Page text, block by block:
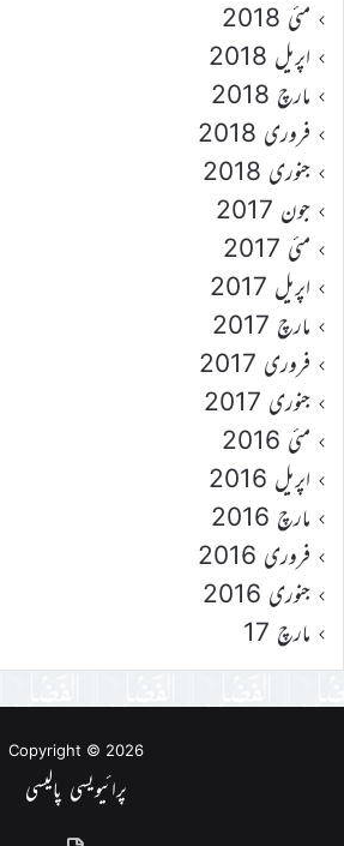
مئی 2018
اپریل 2018
مارچ 2018
فروری 2018
جنوری 2018
جون 2017
مئی 2017
اپریل 2017
مارچ 2017
فروری 2017
جنوری 2017
مئی 2016
اپریل 2016
مارچ 2016
فروری 2016
جنوری 2016
مارچ 17
Copyright © 2026
پرائیویسی پالیسی